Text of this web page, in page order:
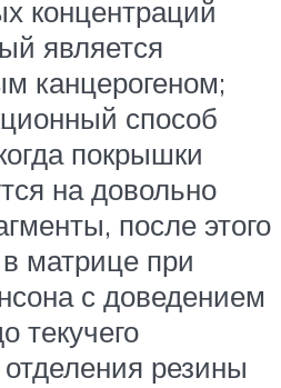
концентраций
является
канцерогеном;
способ
покрышки
на довольно
после этого
матрице при
с доведением
текучего
резины